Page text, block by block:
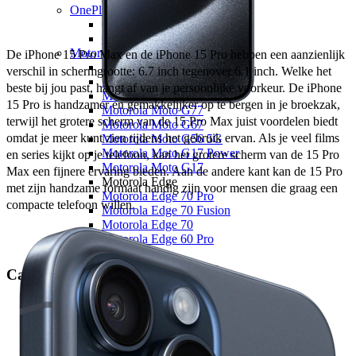
OnePlus
OnePlus Nord
OnePlus Nord 5
Motorola
Motorola Moto G
Motorola Moto G87 5G
Motorola Moto G86 5G
Motorola Moto G77
Motorola Moto G67
Motorola Moto G56 5G
Motorola Moto G17 Power
Motorola Moto G17
Motorola Edge
Motorola Edge 70 Pro
Motorola Edge 70 Fusion
Motorola Edge 70
Motorola Edge 60 Pro
Overige
Motorola Razr 60 Ultra
Google
Google Pixel 10
Google Pixel 10a
Google Pixel 10 Pro XL
Google Pixel 10 Pro
Google Pixel 10
De iPhone 15 Pro Max en de iPhone 15 Pro hebben een aanzienlijk
verschil in schermgrootte: 6.7 inch tegenover 6.1 inch. Welke het
beste bij jou past, hangt af van je persoonlijke voorkeur. De iPhone
15 Pro is handzamer en gemakkelijker op te bergen in je broekzak,
terwijl het grotere scherm van de 15 Pro Max juist voordelen biedt
omdat je meer kunt zien tijdens het gebruik ervan. Als je veel films
en series kijkt op je telefoon, kan het grotere scherm van de 15 Pro
Max een fijnere ervaring bieden. Aan de andere kant kan de 15 Pro
met zijn handzame formaat handig zijn voor mensen die graag een
compacte telefoon willen.
Camera